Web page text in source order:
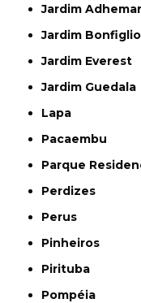
Jardim
Jardim
Jardim Everest
Jardim Guedala
Lapa
Pacaembu
Parque
Perdizes
Perus
Pinheiros
Pirituba
Pompéia